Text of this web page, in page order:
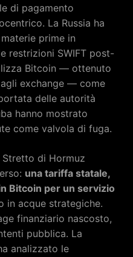
di pagamento
La Russia ha
prime in
restrizioni SWIFT post-
Bitcoin — ottenuto
exchange — come
delle autorità
hanno mostrato
come valvola di fuga.
Stretto di Hormuz
una tariffa statale,
Bitcoin per un servizio
acque strategiche.
finanziario nascosto,
pubblica. La
analizzato le